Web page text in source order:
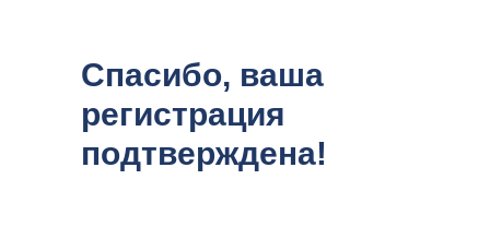
Спасибо, ваша
регистрация
подтверждена!